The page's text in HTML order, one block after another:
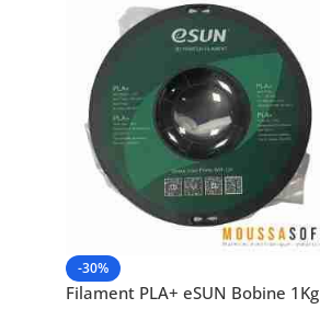
-30%
Filament PLA+ eSUN Bobine 1Kg